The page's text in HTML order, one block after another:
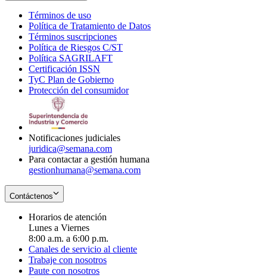
Términos de uso
in
new
window
Política de Tratamiento de Datos
Términos suscripciones
in
Política de Riesgos C/ST
Política SAGRILAFT
new
window
Certificación ISSN
in
new
TyC Plan de Gobierno
in
Protección del consumidorOpens
Notificaciones judiciales
juridica@semana.com
Para contactar a gestión humana
gestionhumana@semana.com
Contáctenos
Horarios de atención
Lunes a Viernes
8:00 a.m. a 6:00 p.m.
Canales de servicio al cliente
Trabaje con nosotros
Paute con nosotros